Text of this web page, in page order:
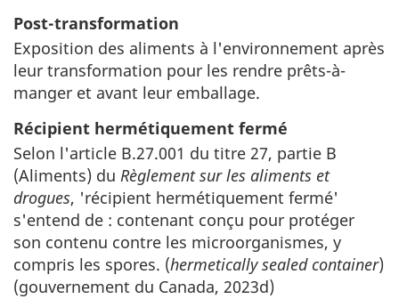
Post-transformation
Exposition des aliments à l'environnement après
leur transformation pour les rendre prêts-à-
manger et avant leur emballage.
Récipient hermétiquement fermé
Selon l'article B.27.001 du titre 27, partie B
(Aliments) du Règlement sur les aliments et
drogues, 'récipient hermétiquement fermé'
s'entend de : contenant conçu pour protéger
son contenu contre les microorganismes, y
compris les spores. (hermetically sealed container)
(gouvernement du Canada, 2023d)